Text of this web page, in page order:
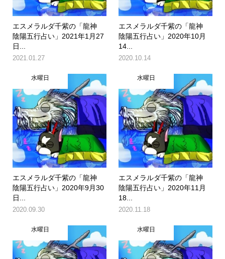
エスメラルダ千紫の「龍神
陰陽五行占い」2021年1月27
日...
2021.01.27
エスメラルダ千紫の「龍神
陰陽五行占い」2020年10月
14...
2020.10.14
水曜日
エスメラルダ千紫の「龍神
陰陽五行占い」2020年9月30
日...
2020.09.30
水曜日
エスメラルダ千紫の「龍神
陰陽五行占い」2020年11月
18...
2020.11.18
水曜日 水曜日